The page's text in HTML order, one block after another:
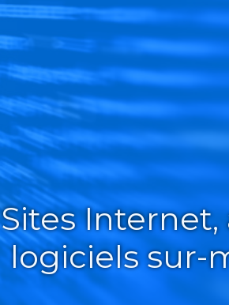
Sites
logiciels sur-